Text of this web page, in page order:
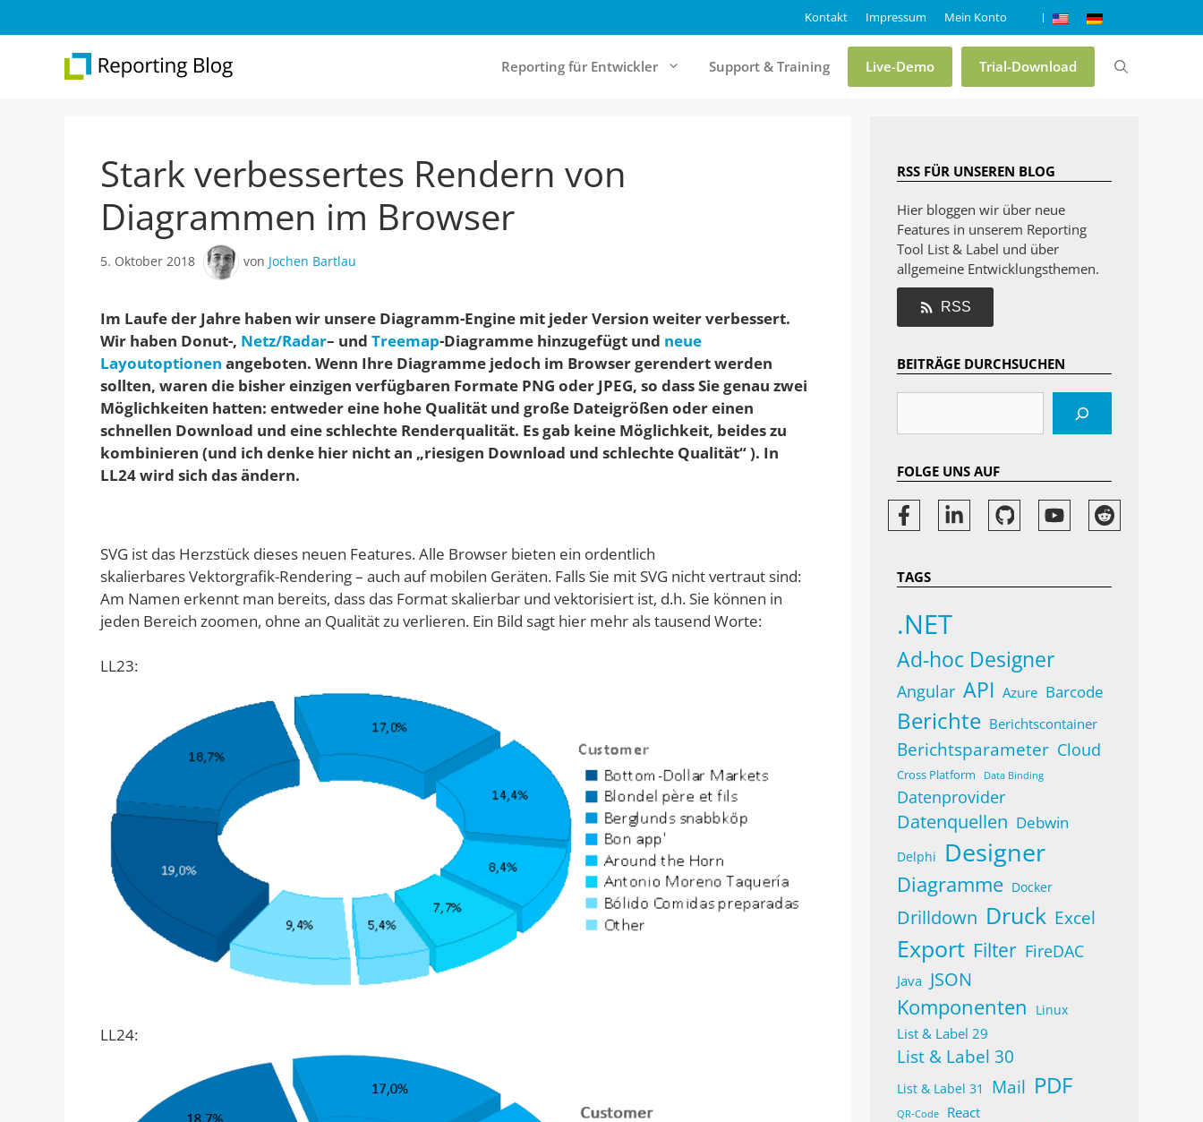
Inhalt
Kontakt Impressum Mein Konto
Reporting für Entwickler
Überblick
Integration
.NET-Reporting
Web & Cloud Reporting
Web Report Designer
Newsletter
Preise & Editionen
Online-Demo Report Server
Trial List & Label
Trial Report Server
FAQ
Support & Training Live-Demo Trial-Download
Stark verbessertes Rendern von
Diagrammen im Browser
5. Oktober 2018 von Jochen Bartlau
Im Laufe der Jahre haben wir unsere Diagramm-Engine mit jeder Version weiter verbessert.
Wir haben Donut-, Netz/Radar– und Treemap-Diagramme hinzugefügt und neue
Layoutoptionen angeboten. Wenn Ihre Diagramme jedoch im Browser gerendert werden
sollten, waren die bisher einzigen verfügbaren Formate PNG oder JPEG, so dass Sie genau zwei
Möglichkeiten hatten: entweder eine hohe Qualität und große Dateigrößen oder einen
schnellen Download und eine schlechte Renderqualität. Es gab keine Möglichkeit, beides zu
kombinieren (und ich denke hier nicht an „riesigen Download und schlechte Qualität“). In
LL24 wird sich das ändern.
SVG ist das Herzstück dieses neuen Features. Alle Browser bieten ein ordentlich
skalierbares Vektorgrafik-Rendering – auch auf mobilen Geräten. Falls Sie mit SVG nicht vertraut sind:
Am Namen erkennt man bereits, dass das Format skalierbar und vektorisiert ist, d.h. Sie können in
jeden Bereich zoomen, ohne an Qualität zu verlieren. Ein Bild sagt hier mehr als tausend Worte:
LL23:
LL24:
RSS FÜR UNSEREN BLOG
Hier bloggen wir über neue
Features in unserem Reporting
Tool List & Label und über
allgemeine Entwicklungsthemen.
RSS
BEITRÄGE DURCHSUCHEN
FOLGE UNS AUF
TAGS
.NET
Ad-hoc Designer
Angular API Azure Barcode
Berichte Berichtscontainer
Berichtsparameter Cloud
Cross Platform Data Binding
Datenprovider
Datenquellen Debwin
Delphi Designer
Diagramme Docker
Drilldown Druck Excel
Export Filter FireDAC
Java JSON
Komponenten Linux
List & Label 29
List & Label 30
List & Label 31 Mail PDF
QR-Code React